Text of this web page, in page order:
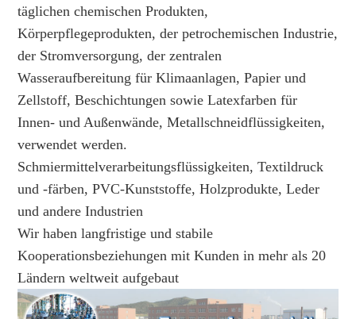
täglichen chemischen Produkten,
Körperpflegeprodukten, der petrochemischen Industrie,
der Stromversorgung, der zentralen
Wasseraufbereitung für Klimaanlagen, Papier und
Zellstoff, Beschichtungen sowie Latexfarben für
Innen- und Außenwände, Metallschneidflüssigkeiten,
verwendet werden.
Schmiermittelverarbeitungsflüssigkeiten, Textildruck
und -färben, PVC-Kunststoffe, Holzprodukte, Leder
und andere Industrien
Wir haben langfristige und stabile
Kooperationsbeziehungen mit Kunden in mehr als 20
Ländern weltweit aufgebaut